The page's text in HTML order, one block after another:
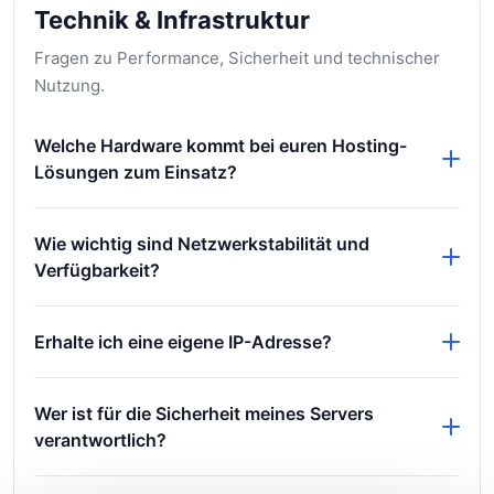
möglich ist, hängt vom jeweiligen Produktmodell ab.
Technik & Infrastruktur
Fragen zu Performance, Sicherheit und technischer
Nutzung.
Welche Hardware kommt bei euren Hosting-
Lösungen zum Einsatz?
eine leistungsfähige Infrastruktur. Welche genauen
Leistungsdaten gelten, ergibt sich immer aus dem
jeweiligen Produkt.
Wie wichtig sind Netzwerkstabilität und
Verfügbarkeit?
produktiven Anwendungen sind Netzwerkstabilität
und eine saubere Infrastruktur entscheidend für gute
Erreichbarkeit und zuverlässigen Betrieb.
Erhalte ich eine eigene IP-Adresse?
enthalten ist, hängt vom gebuchten Produkt ab.
Maßgeblich sind die Angaben in der jeweiligen
Produktbeschreibung.
Wer ist für die Sicherheit meines Servers
verantwortlich?